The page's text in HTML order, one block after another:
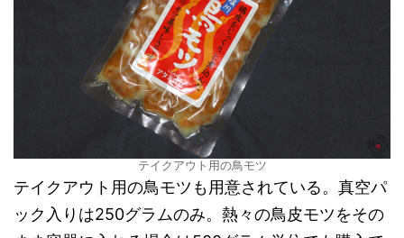
テイクアウト用の鳥モツ
テイクアウト用の鳥モツも用意されている。真空パ
ック入りは250グラムのみ。熱々の鳥皮モツをその